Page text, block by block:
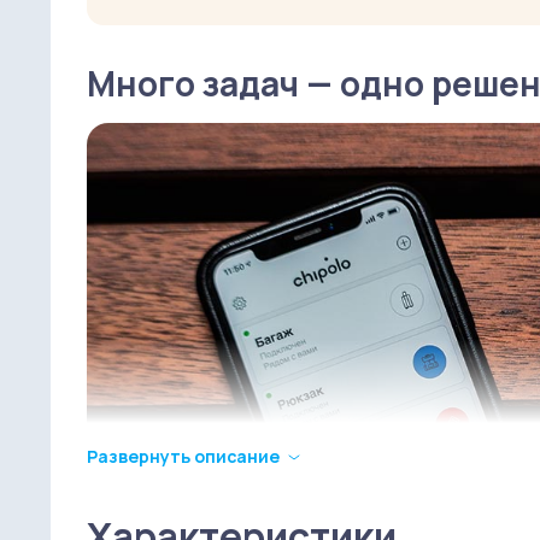
Много задач — одно
Развернуть описание